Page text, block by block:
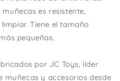
es resistente,
Tiene el tamaño
pequeñas.
por JC Toys, líder
muñecas y accesorios desde